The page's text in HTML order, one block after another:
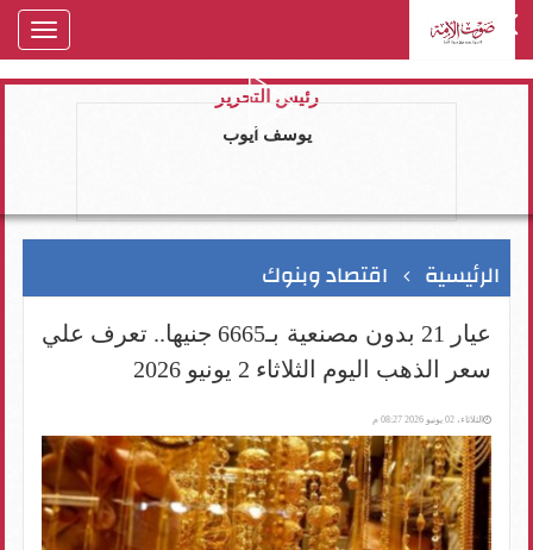
رئيس التحرير
يوسف ايوب
الرئيسية اقتصاد وبنوك
عيار 21 بدون مصنعية بـ6665 جنيها.. تعرف علي
سعر الذهب اليوم الثلاثاء 2 يونيو 2026
الثلاثاء، 02 يونيو 2026 08:27 م